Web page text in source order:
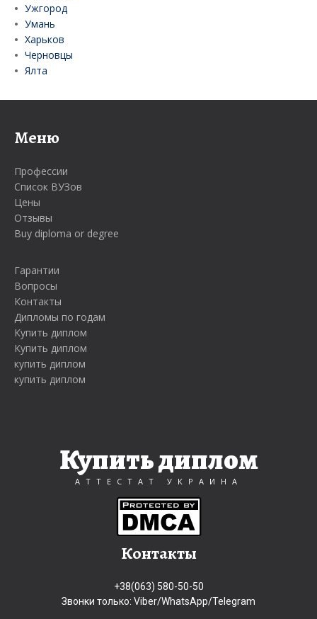
Ужгород
Умань
Харьков
Черновцы
Ялта
Меню
Профессии
Список ВУЗов
Цены
Отзывы
Buy diploma or degree
Гарантии
Вопросы
Контакты
Дипломы по годам
Купить диплом
Купить диплом
купить диплом
купить диплом
Купить диплом
АТТЕСТАТ УКРАИНА
Контакты
+38(063) 580-50-50
Звонки только: Viber/WhatsApp/Telegram